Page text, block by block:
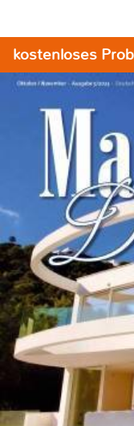
kostenloses